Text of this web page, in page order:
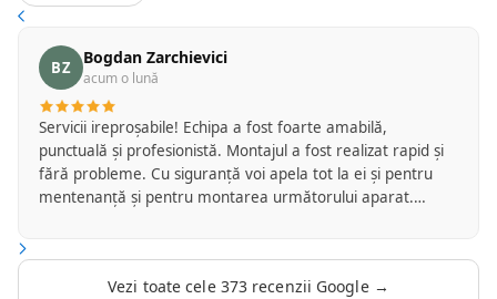
BZ Bogdan Zarchievici
acum o lună
Servicii ireproșabile! Echipa a fost foarte amabilă,
punctuală și profesionistă. Montajul a fost realizat rapid și
fără probleme. Cu siguranță voi apela tot la ei și pentru
mentenanță și pentru montarea următorului aparat.
Vezi toate cele 373 recenzii Google →